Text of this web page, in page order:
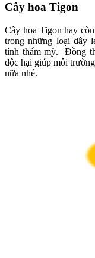
Cây hoa Tigon
Cây hoa Tigon hay
trong những loại dây
tính thẩm mỹ. Đồng
độc hại giúp môi
nữa nhé.